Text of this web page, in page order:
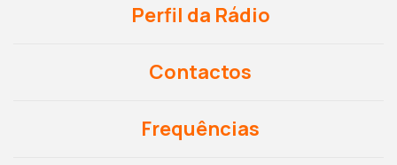
Perfil da Rádio
Contactos
Frequências